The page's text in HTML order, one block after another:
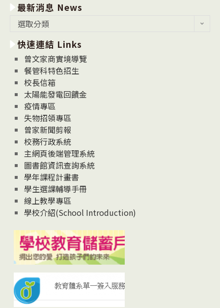
最新消息 News
消
息
News
選取分類
快速連結 Links
曾文家商實境導覽
餐管科特色招生
校長信箱
太陽能發電回饋金
疫情專區
失物招領專區
曾家新聞剪報
校務行政系統
主網頁後端管理系統
圖書館資訊查詢系統
學年課程計畫書
學生選課輔導手冊
線上教學專區
學校介紹(School Introduction)